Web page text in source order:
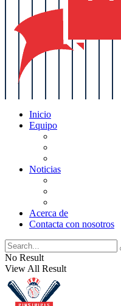
Inicio
Equipo
Noticias
Acerca de
Contacta con nosotros
No Result
View All Result